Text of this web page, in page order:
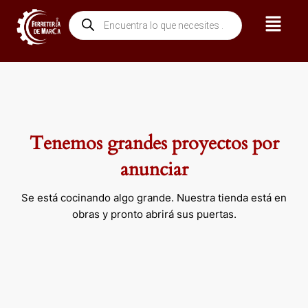
contenido
Búsqueda
de
productos
Menú
Tenemos grandes proyectos por
anunciar
Se está cocinando algo grande. Nuestra tienda está en
obras y pronto abrirá sus puertas.